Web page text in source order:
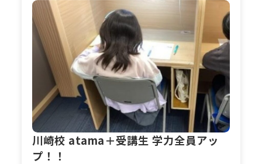
川崎校 atama＋受講生 学力全員アッ
プ！！